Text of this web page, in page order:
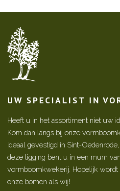
UW SPECIALIST IN
Heeft u in het assortiment niet uw
Kom dan langs bij onze
ideaal gevestigd in Sint-
deze ligging bent u in een mum
vormboomkwekerij. Hopelijk wordt
onze bomen als wij!